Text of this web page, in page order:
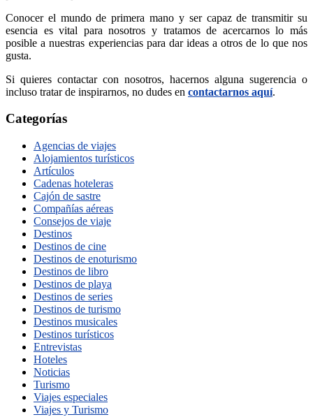
Conocer el mundo de primera mano y ser capaz de transmitir su
esencia es vital para nosotros y tratamos de acercarnos lo más
posible a nuestras experiencias para dar ideas a otros de lo que nos
gusta.
Si quieres contactar con nosotros, hacernos alguna sugerencia o
incluso tratar de inspirarnos, no dudes en contactarnos aquí.
Categorías
Agencias de viajes
Alojamientos turísticos
Artículos
Cadenas hoteleras
Cajón de sastre
Compañías aéreas
Consejos de viaje
Destinos
Destinos de cine
Destinos de enoturismo
Destinos de libro
Destinos de playa
Destinos de series
Destinos de turismo
Destinos musicales
Destinos turísticos
Entrevistas
Hoteles
Noticias
Turismo
Viajes especiales
Viajes y Turismo